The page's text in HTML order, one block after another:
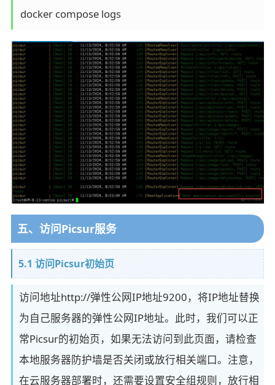
docker compose logs
五、访问Picsur服务
5.1 访问Picsur初始页
访问地址http://弹性公网IP地址9200，将IP地址替换
为自己服务器的弹性公网IP地址。此时，我们可以正
常Picsur的初始页，如果无法访问到此页面，请检查
本地服务器防护墙是否关闭或放行相关端口。注意，
在云服务器部署时，还需要设置安全组规则，放行相